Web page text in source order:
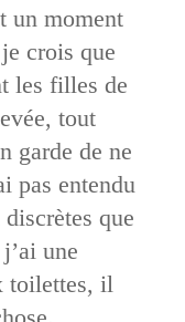
un moment
crois que
les filles de
tout
garde de ne
pas entendu
que
une
toilettes, il